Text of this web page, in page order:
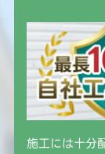
施工には十分